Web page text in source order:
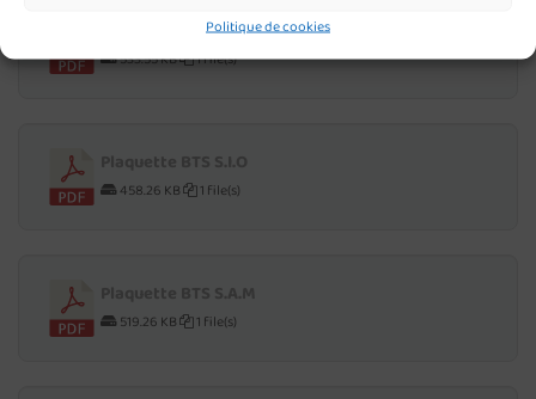
Politique de cookies
Plaquette BTS C.G
533.55 KB 1 file(s)
458.26 KB 1 file(s)
519.26 KB 1 file(s)